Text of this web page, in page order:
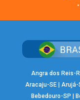
Angra dos Reis-
Aracaju-SE | Arujá-
Bebedouro-SP |